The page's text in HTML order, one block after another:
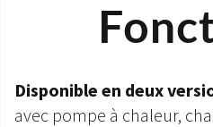
Disponible en deux
avec pompe à chaleur,